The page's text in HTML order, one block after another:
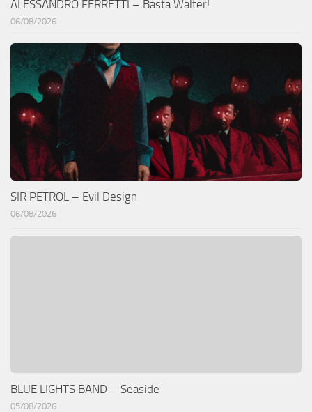
ALESSANDRO FERRETTI – Basta Walter!
06/08/2026
SIR PETROL – Evil Design
06/08/2026
BLUE LIGHTS BAND – Seaside
05/08/2026